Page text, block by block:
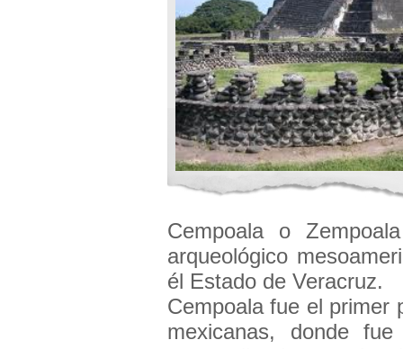
Cempoala o
arqueológico
él Estado de Veracruz.
Cempoala fue el primer
mexicanas, donde